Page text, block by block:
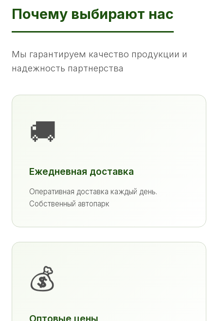
Почему выбирают нас
Мы гарантируем качество продукции и
надежность партнерства
🚚
Ежедневная доставка
Оперативная доставка каждый день.
Собственный автопарк
💰
Оптовые цены